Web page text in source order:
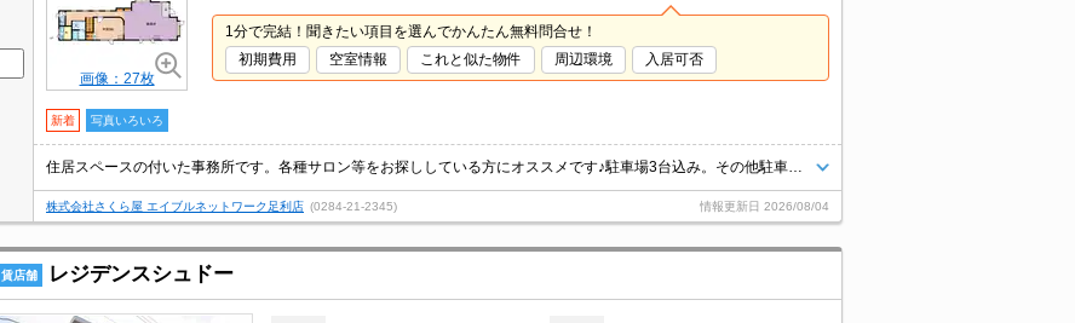
画像：27枚
1分で完結！聞きたい項目を選んでかんたん無料問合せ！
初期費用
空室情報 これと似た物件 周辺環境 入居可否
新着 写真いろいろ
株式会社さくら屋 エイブルネットワーク足利店 (0284-21-2345) 情報更新日 2026/08/04
賃店舗 レジデンスシュドー